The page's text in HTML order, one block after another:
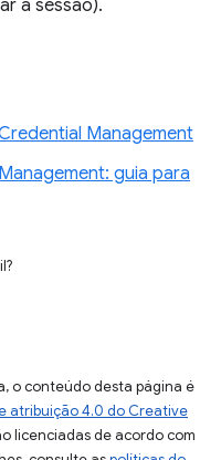
a sessão).
Management
guia para
o conteúdo desta página é
atribuição 4.0 do Creative
licenciadas de acordo com